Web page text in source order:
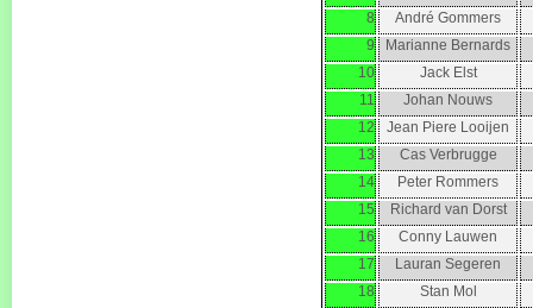
8
André Gommers
9
Marianne Bernards
10
Jack Elst
11
Johan Nouws
12
Jean Piere Looijen
13
Cas Verbrugge
14
Peter Rommers
15
Richard van Dorst
16
Conny Lauwen
17
Lauran Segeren
18
Stan Mol